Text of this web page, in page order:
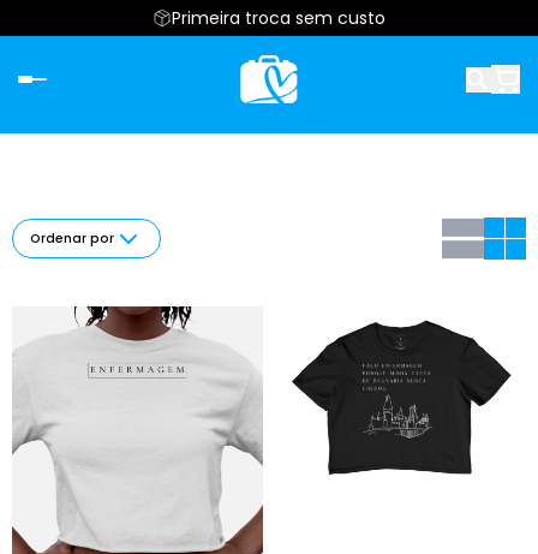
Primeira troca sem custo
Ordenar por